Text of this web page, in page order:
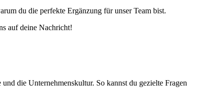
du die perfekte Ergänzung für unser Team bist.
auf deine Nachricht!
die Unternehmenskultur. So kannst du gezielte Fragen